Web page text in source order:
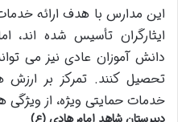
این مدارس با هدف ارائه
ایثارگران تأسیس شده
دانش آموزان عادی نیز می
تحصیل کنند. تمرکز بر ارزش
خدمات حمایتی ویژه، از